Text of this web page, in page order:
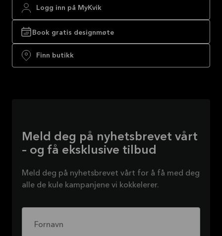
Logg inn på MyKvik
Book gratis designmøte
Finn butikk
Meld deg på nyhetsbrevet vårt
– og få eksklusive tilbud
Meld deg på nyhetsbrevet vårt for å få med deg
alle de kule kampanjene vi kokkelerer.
Fornavn